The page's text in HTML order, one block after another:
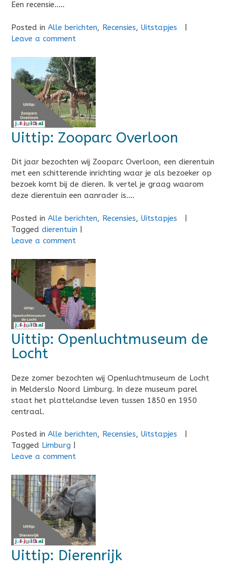
Een recensie…..
Posted in Alle berichten, Recensies, Uitstapjes
Leave a comment
Uittip: Zooparc Overloon
Dit jaar bezochten wij Zooparc Overloon, een dierentuin
met een schitterende inrichting waar je als bezoeker op
bezoek komt bij de dieren. Ik vertel je graag waarom
deze dierentuin een aanrader is….
Posted in Alle berichten, Recensies, Uitstapjes
Tagged dierentuin
Leave a comment
Uittip: Openluchtmuseum de
Locht
Deze zomer bezochten wij Openluchtmuseum de Locht
in Melderslo Noord Limburg. In deze museum parel
staat het plattelandse leven tussen 1850 en 1950
centraal.
Posted in Alle berichten, Recensies, Uitstapjes
Tagged Limburg
Leave a comment
Uittip: Dierenrijk